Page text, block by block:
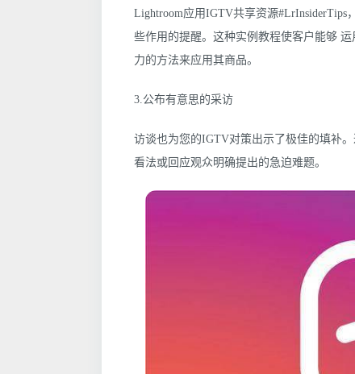
Lightroom应用IGTV共享资源
些作用的提醒。这种实例教程使客户能够
力的方法来应用其商品。
3.公布有意思的采访
访谈也为您的IGTV对策出示了极佳的填补
看法或回应观众明确提出的急迫难题。